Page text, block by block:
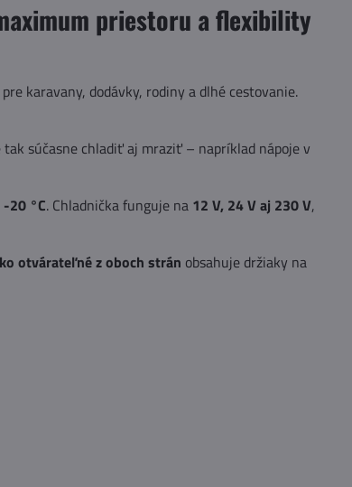
priestoru a flexibility
karavany, dodávky, rodiny a dlhé cestovanie.
súčasne chladiť aj mraziť – napríklad nápoje v
20 °C. Chladnička funguje na 12 V, 24 V aj 230 V,
otvárateľné z oboch strán obsahuje držiaky na